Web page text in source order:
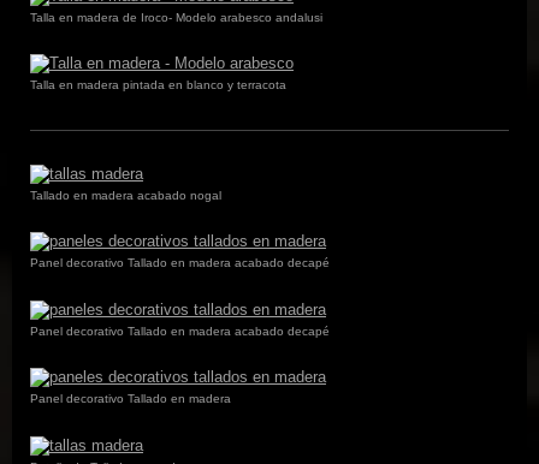
Talla en madera de Iroco- Modelo arabesco andalusi
Talla en madera pintada en blanco y terracota
Tallado en madera acabado nogal
Panel decorativo Tallado en madera acabado decapé
Panel decorativo Tallado en madera acabado decapé
Panel decorativo Tallado en madera